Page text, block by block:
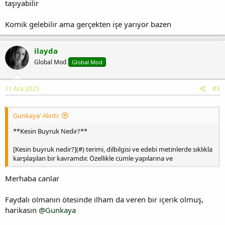
taşıyabilir
Komik gelebilir ama gerçekten işe yarıyor bazen
ilayda
Global Mod Global Mod
11 Ara 2025 #3
Gunkaya' Alıntı:
**Kesin Buyruk Nedir?**
[Kesin buyruk nedir?](#) terimi, dilbilgisi ve edebi metinlerde sıklıkla
karşılaşılan bir kavramdır. Özellikle cümle yapılarına ve
Merhaba canlar
Faydalı olmanın ötesinde ilham da veren bir içerik olmuş,
harikasın @Gunkaya